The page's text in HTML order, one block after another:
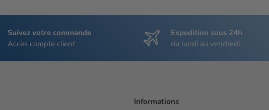
Suivez votre commande
Accès compte client
Expedition sous 24h
du lundi au vendredi
Informations